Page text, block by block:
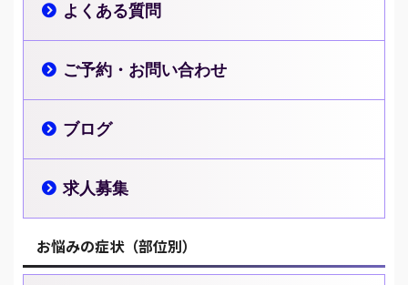
よくある質問
ご予約・お問い合わせ
ブログ
求人募集
お悩みの症状（部位別）